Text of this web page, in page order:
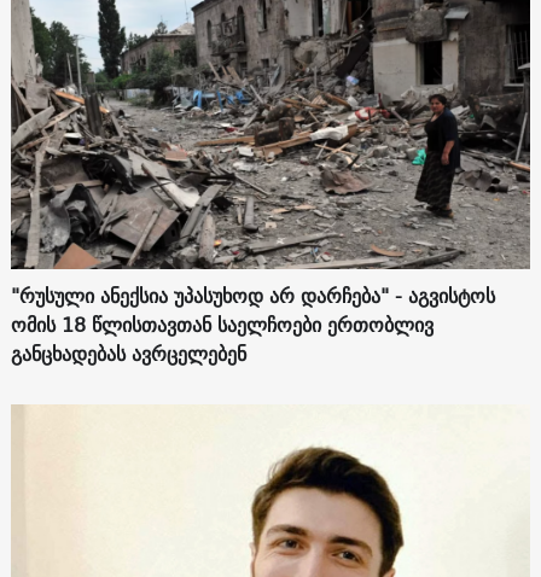
"რუსული ანექსია უპასუხოდ არ დარჩება" - აგვისტოს
ომის 18 წლისთავთან საელჩოები ერთობლივ
განცხადებას ავრცელებენ